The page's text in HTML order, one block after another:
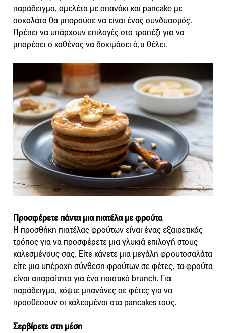
παράδειγμα, ομελέτα με σπανάκι και pancake με
σοκολάτα θα μπορούσε να είναι ένας συνδυασμός.
Πρέπει να υπάρχουν επιλογές στο τραπέζι για να
μπορέσει ο καθένας να δοκιμάσει ό,τι θέλει.
Προσφέρετε πάντα μια πιατέλα με φρούτα
Η προσθήκη πιατέλας φρούτων είναι ένας εξαιρετικός
τρόπος για να προσφέρετε μια γλυκιά επιλογή στους
καλεσμένους σας. Είτε κάνετε μια μεγάλη φρουτοσαλάτα
είτε μια υπέροχη σύνθεση φρούτων σε φέτες, τα φρούτα
είναι απαραίτητα για ένα ποιοτικό brunch. Για
παράδειγμα, κόψτε μπανάνες σε φέτες για να
προσθέσουν οι καλεσμένοι στα pancakes τους.
Σερβίρετε στη μέση